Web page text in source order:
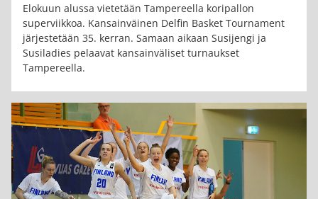
Elokuun alussa vietetään Tampereella koripallon
superviikkoa. Kansainväinen Delfin Basket Tournament
järjestetään 35. kerran. Samaan aikaan Susijengi ja
Susiladies pelaavat kansainväliset turnaukset
Tampereella.